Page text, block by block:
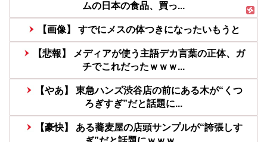
ムの日本の食品、買っ...
【画像】 すでにメスの体つきになったいもうと
【悲報】 メディアが使う主語デカ言葉の正体、ガ
チでこれだったｗｗｗ...
【やあ】 東急ハンズ渋谷店の前にある木が“くつ
ろぎすぎ”だと話題に...
【豪快】 ある蕎麦屋の店頭サンプルが“誇張しす